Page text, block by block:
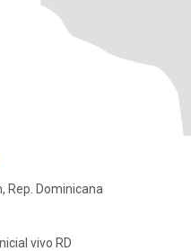
Rep. Dominicana
vivo RD